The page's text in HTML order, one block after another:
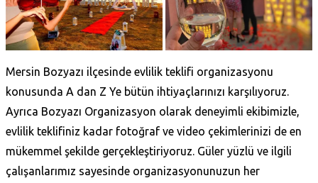
Mersin Bozyazı ilçesinde evlilik teklifi organizasyonu
konusunda A dan Z Ye bütün ihtiyaçlarınızı karşılıyoruz.
Ayrıca Bozyazı Organizasyon olarak deneyimli ekibimizle,
evlilik teklifiniz kadar fotoğraf ve video çekimlerinizi de en
mükemmel şekilde gerçekleştiriyoruz. Güler yüzlü ve ilgili
çalışanlarımız sayesinde organizasyonunuzun her